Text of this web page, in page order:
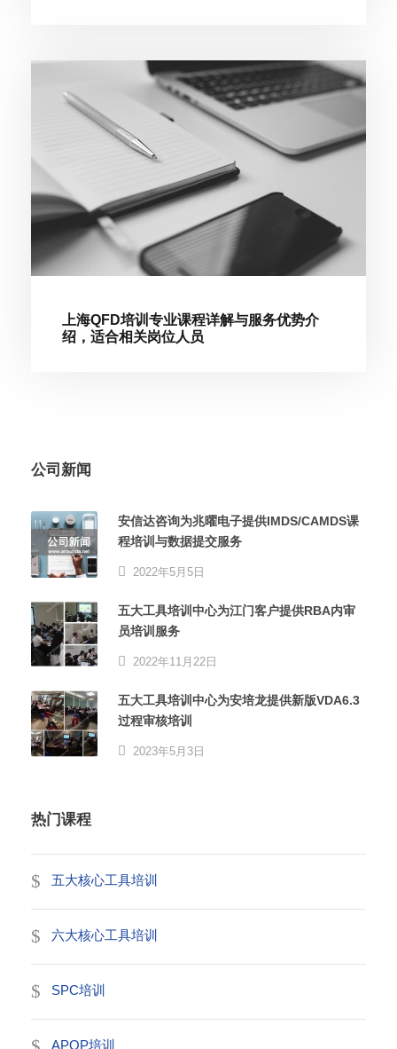
上海QFD培训专业课程详解与服务优势介
绍，适合相关岗位人员
公司新闻
安信达咨询为兆曜电子提供IMDS/CAMDS课
程培训与数据提交服务
2022年5月5日
五大工具培训中心为江门客户提供RBA内审
员培训服务
2022年11月22日
五大工具培训中心为安培龙提供新版VDA6.3
过程审核培训
2023年5月3日
热门课程
五大核心工具培训
六大核心工具培训
SPC培训
APQP培训